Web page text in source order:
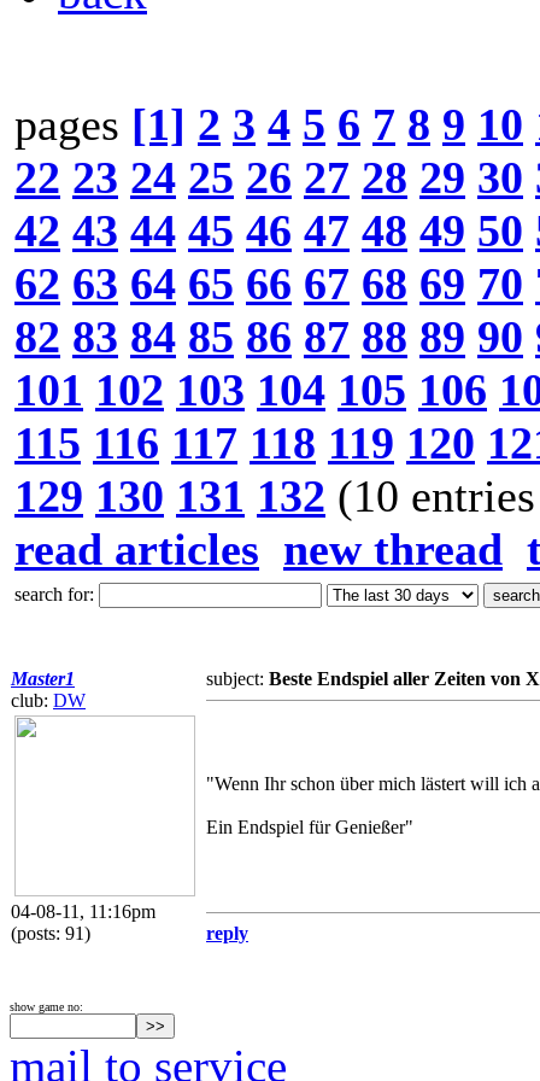
pages [1] 2 3 4 5 6 7 8 9 10
22 23 24 25 26 27 28 29 30
42 43 44 45 46 47 48 49 50
62 63 64 65 66 67 68 69 70
82 83 84 85 86 87 88 89 90
101 102 103 104 105 106
115 116 117 118 119 120
129 130 131 132 (10
read articles new thread
search for:
Master1
club: DW
04-08-11, 11:16pm
(posts: 91)
subject: Beste Endspiel aller Zeiten von
"Wenn Ihr schon über mich lästert will ich
Ein Endspiel für Genießer"
reply
show game no:
mail to service